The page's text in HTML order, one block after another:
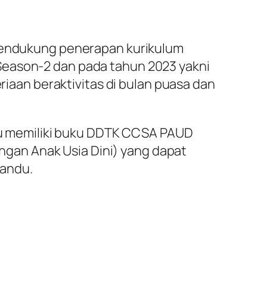
penerapan kurikulum
2 dan pada tahun 2023 yakni
beraktivitas di bulan puasa dan
buku DDTK CCSA PAUD
Anak Usia Dini) yang dapat